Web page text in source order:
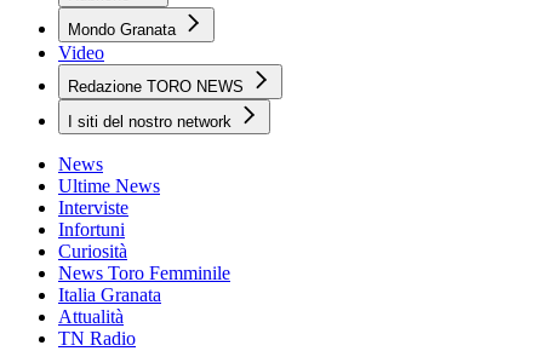
Mondo Granata
Video
Redazione TORO NEWS
I siti del nostro network
News
Ultime News
Interviste
Infortuni
Curiosità
News Toro Femminile
Italia Granata
Attualità
TN Radio